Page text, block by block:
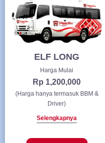
ELF LONG
Harga Mulai
Rp 1,200,000
(Harga hanya termasuk BBM &
Driver)
Selengkapnya